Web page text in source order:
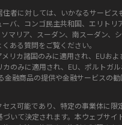
者に対しては、いかなるサービ
バ、コンゴ民主共和国、エリト
マリア、スーダン、南スーダン、
ある質問をご覧ください。
リカ諸国のみに適用され、EUおよ
のみに適用され、EU、ポルトガル
融商品の提供や金融サービスの
ス可能であり、特定の事業体に
いて決定されます。本ウェブサ